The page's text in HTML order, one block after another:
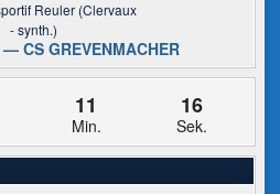
Reuler (Clervaux
- synth.)
CS GREVENMACHER
11
Min.
16
Sek.